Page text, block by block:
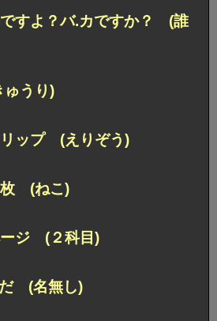
すよ？バ.カですか？ (誰
うり)
ップ (えりぞう)
枚 (ねこ)
ージ (２科目)
(名無し)